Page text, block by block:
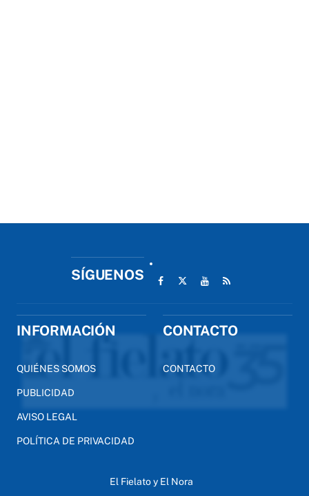
SÍGUENOS
INFORMACIÓN
QUIÉNES SOMOS
PUBLICIDAD
AVISO LEGAL
POLÍTICA DE PRIVACIDAD
CONTACTO
CONTACTO
El Fielato y El Nora